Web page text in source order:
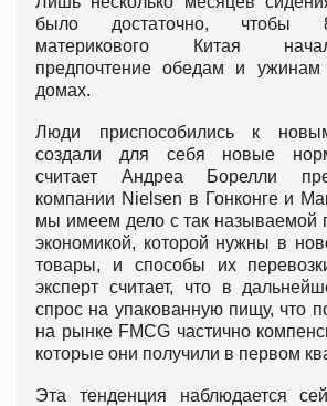
было достаточно, чтобы
материкового Китая
предпочтение обедам и ужинам
домах.
Люди приспособились к
создали для себя новые
считает Андреа Борелли
компании Nielsen в Гонконге и
мы имеем дело с так называемой
экономикой, которой нужны в
товары, и способы их
эксперт считает, что в
спрос на упакованную пищу, что
на рынке FMCG частично
которые они получили в первом
Эта тенденция наблюдается